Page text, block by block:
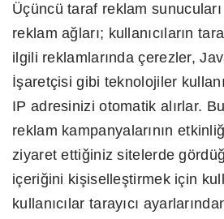
Üçüncü taraf reklam
reklam ağları; kullanıcıların
ilgili reklamlarında çerezler,
İşaretçisi gibi teknolojiler
IP adresinizi otomatik alırlar.
reklam kampanyalarının
ziyaret ettiğiniz sitelerde
içeriğini kişiselleştirmek için
kullanıcılar tarayıcı